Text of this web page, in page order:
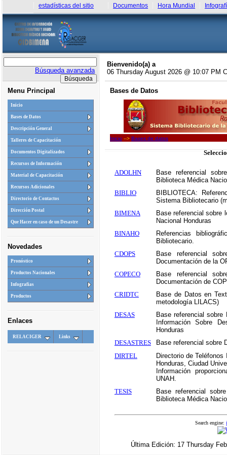
estadísticas del sitio Documentos Hora Mundial
Búsqueda avanzada
Menu Principal
Inicio
Bases de Datos
Descripción General
Talleres de Capacitación
Documentos Digitalizados
Recursos de Información
Material de Capacitación
Recursos Adicionales
Directorio de Contactos
Dirección Postal
Que Hacer en caso de un Desastre
Novedades
Pronóstico
Productos Nacionales
Infografias
Productos
Enlaces
RELACIGER Links
Bienvenido(a) a
06 Thursday August 2026 @ 10:07 PM
Bases de Datos
Inicio--> Bases de datos
ADOLHN
Base referencial
Biblioteca Médica
BIBLIO
BIBLIOTECA:
Sistema Bibliotecario
BIMENA
Base referencial sobre
Nacional Honduras
BINAHO
Referencias
Bibliotecario.
CDOPS
Base referencial
Documentación de la
COPECO
Base referencial
Documentación de
CRIDTC
Base de Datos en
metodología LILACS)
DESAS
Base referencial
Información Sobre
Honduras
DESASTRES
Base referencial sobre
DIRTEL
Directorio de
Honduras, Ciudad
Información
UNAH.
TESIS
Base referencial
Biblioteca Médica
Search engine:
Última Edición: 17 Thursday